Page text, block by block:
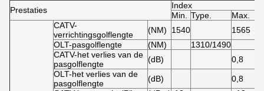
Prestaties Index
Min. Type. Max.
CATV-
verrichtingsgolflengte
(NM) 1540 1565
OLT-pasgolflengte
(NM)
1310/1490
CATV-het verlies van de
pasgolflengte
(dB) 0,8
OLT-het verlies van de
pasgolflengte
(dB) 0,8